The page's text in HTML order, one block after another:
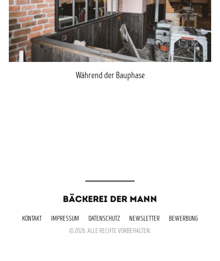
Während der Bauphase
BÄCKEREI DER MANN
KONTAKT IMPRESSUM DATENSCHUTZ NEWSLETTER
BEWERBUNG
© 2026. ALLE RECHTE VORBEHALTEN.